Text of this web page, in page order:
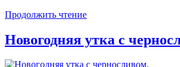
Продолжить чтение
Новогодняя утка с